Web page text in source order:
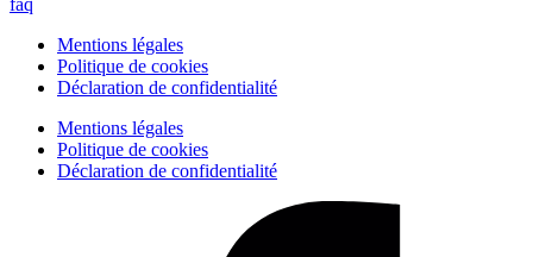
Mentions légales
Politique de cookies
Déclaration de confidentialité
Mentions légales
Politique de cookies
Déclaration de confidentialité